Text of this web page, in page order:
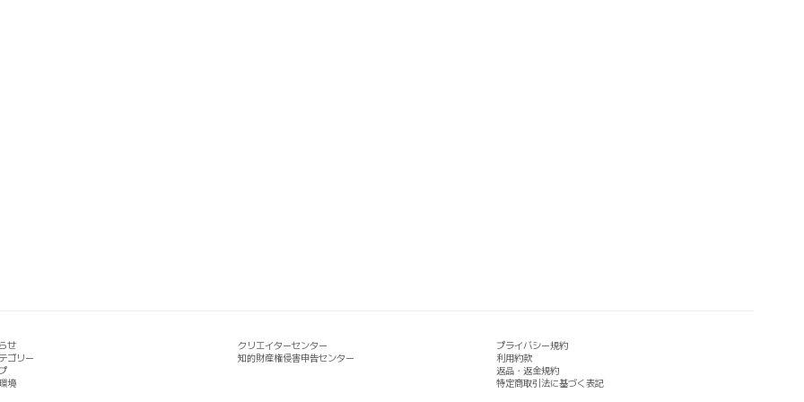
せ
ゴリー
境
クリエイターセンター
知的財産権侵害申告センター
プライバシー規約
利用約款
返品・返金規約
特定商取引法に基づく表記